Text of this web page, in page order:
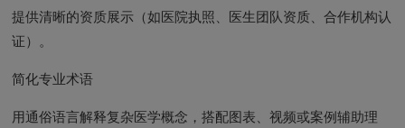
提供清晰的资质展示（如医院执照、医生团队资质、合作机构认
证）。
简化专业术语
用通俗语言解释复杂医学概念，搭配图表、视频或案例辅助理